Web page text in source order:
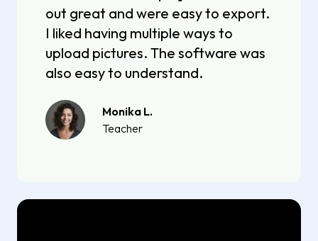
out great and were easy to export.
I liked having multiple ways to
upload pictures. The software was
also easy to understand.
Monika L.
Teacher